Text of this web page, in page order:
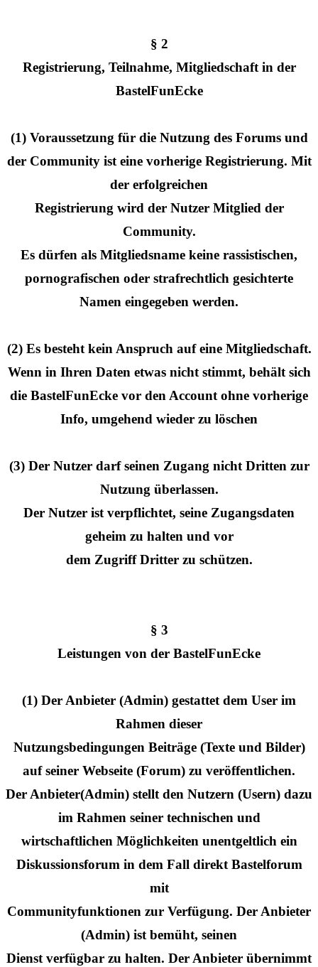
§ 2
Registrierung, Teilnahme, Mitgliedschaft in der
BastelFunEcke
(1) Voraussetzung für die Nutzung des Forums und
der Community ist eine vorherige Registrierung. Mit
der erfolgreichen
Registrierung wird der Nutzer Mitglied der
Community.
Es dürfen als Mitgliedsname keine rassistischen,
pornografischen oder strafrechtlich gesichterte
Namen eingegeben werden.
(2) Es besteht kein Anspruch auf eine Mitgliedschaft.
Wenn in Ihren Daten etwas nicht stimmt, behält sich
die BastelFunEcke vor den Account ohne vorherige
Info, umgehend wieder zu löschen
(3) Der Nutzer darf seinen Zugang nicht Dritten zur
Nutzung überlassen.
Der Nutzer ist verpflichtet, seine Zugangsdaten
geheim zu halten und vor
dem Zugriff Dritter zu schützen.
§ 3
Leistungen von der BastelFunEcke
(1) Der Anbieter (Admin) gestattet dem User im
Rahmen dieser
Nutzungsbedingungen Beiträge (Texte und Bilder)
auf seiner Webseite (Forum) zu veröffentlichen.
Der Anbieter(Admin) stellt den Nutzern (Usern) dazu
im Rahmen seiner technischen und
wirtschaftlichen Möglichkeiten unentgeltlich ein
Diskussionsforum in dem Fall direkt Bastelforum
mit
Communityfunktionen zur Verfügung. Der Anbieter
(Admin) ist bemüht, seinen
Dienst verfügbar zu halten. Der Anbieter übernimmt